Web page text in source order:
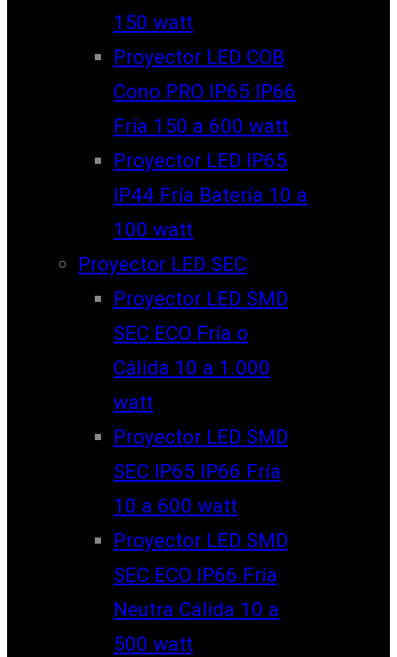
150 watt
Proyector LED COB
Cono PRO IP65 IP66
Fría 150 a 600 watt
Proyector LED IP65
IP44 Fría Batería 10 a
100 watt
Proyector LED SEC
Proyector LED SMD
SEC ECO Fría o
Cálida 10 a 1.000
watt
Proyector LED SMD
SEC IP65 IP66 Fría
10 a 600 watt
Proyector LED SMD
SEC ECO IP66 Fría
Neutra Cálida 10 a
500 watt